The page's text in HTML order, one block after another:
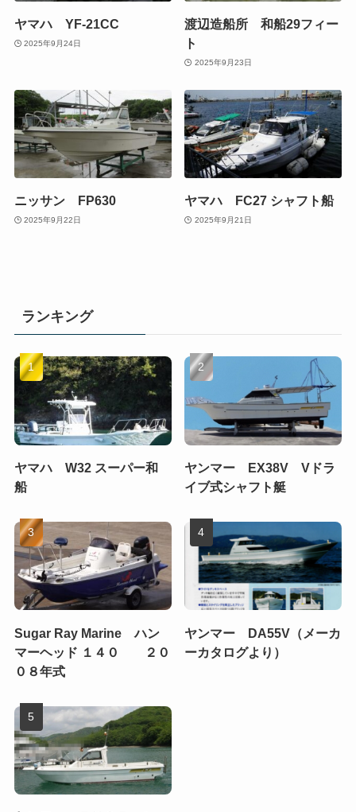
ヤマハ YF-21CC
2025年9月24日
渡辺造船所 和船29フィー
ト
2025年9月23日
ニッサン FP630
2025年9月22日
ヤマハ FC27 シャフト船
2025年9月21日
ランキング
ヤマハ W32 スーパー和
船
ヤンマー EX38V Vドラ
イブ式シャフト艇
Sugar Ray Marine ハン
マーヘッド １４０ ２０
０８年式
ヤンマー DA55V（メーカ
ーカタログより）